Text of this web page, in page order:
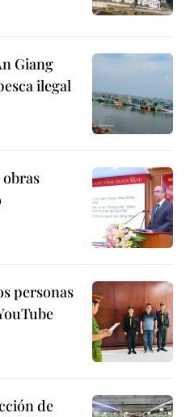
Giang
ilegal
personas
de